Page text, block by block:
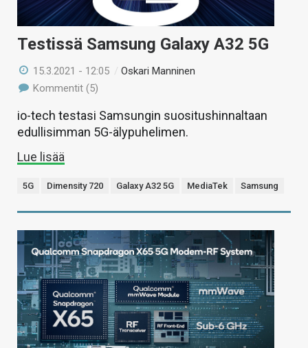
Testissä Samsung Galaxy A32 5G
15.3.2021 - 12:05 /Oskari Manninen
Kommentit (5)
io-tech testasi Samsungin suositushinnaltaan
edullisimman 5G-älypuhelimen.
Lue lisää
5G Dimensity 720 Galaxy A32 5G MediaTek Samsung